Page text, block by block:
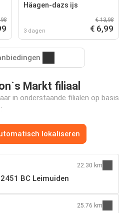
Häagen-dazs ijs
3 dagen
€ 13,98
€ 6,99
Markt filiaal
in onderstaande filialen op basis
lokaliseren
BC Leimuiden
22.30 km
25.76 km